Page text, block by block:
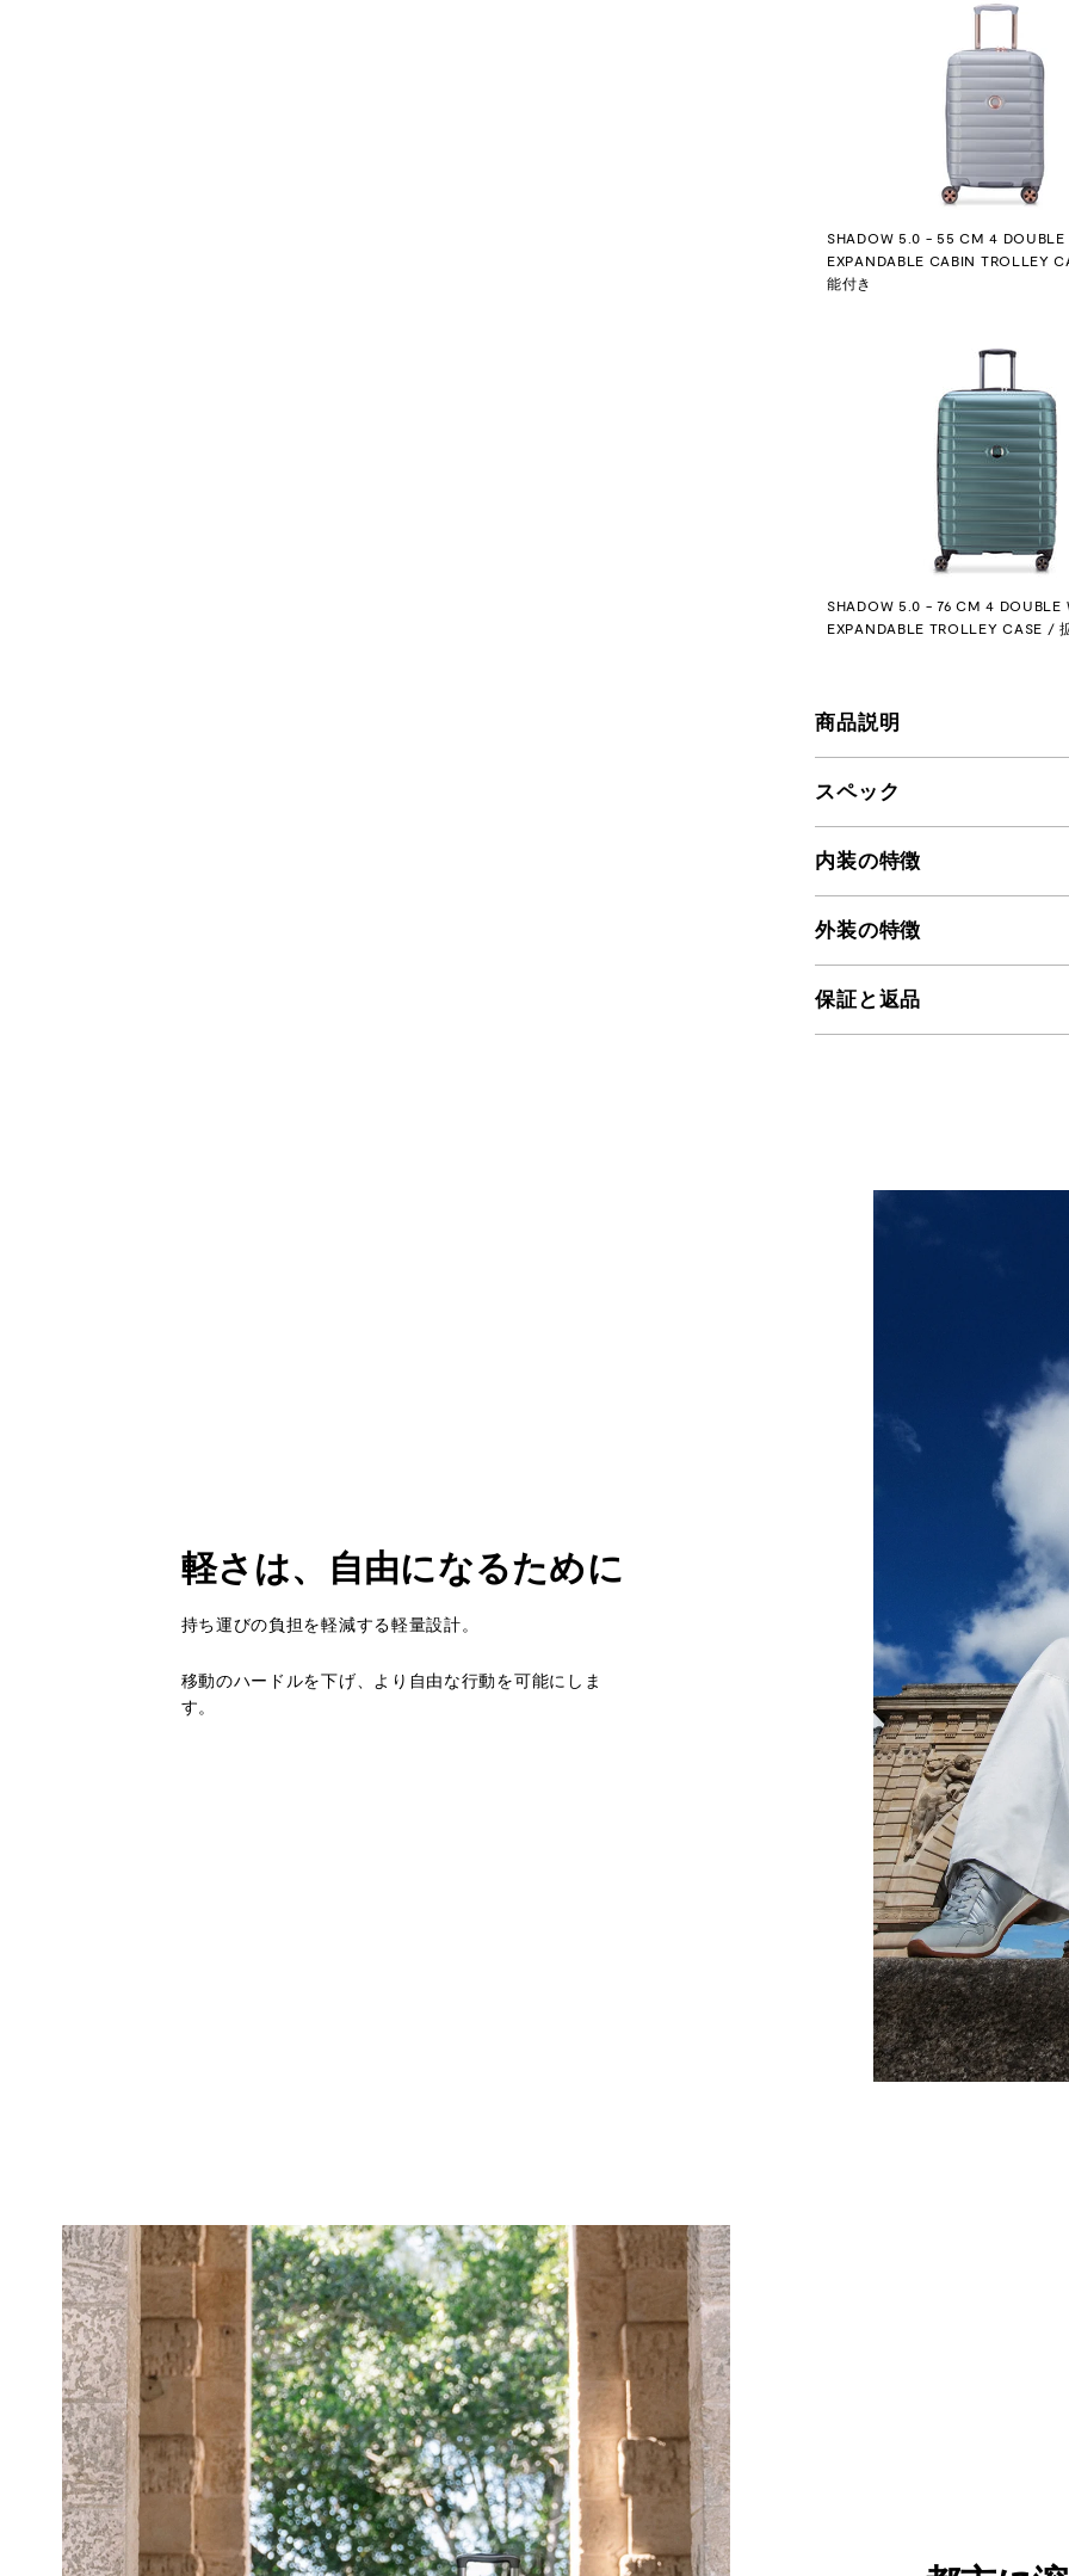
SHADOW 5.0 - 55 CM 4 DOUBLE
EXPANDABLE CABIN TROLLEY
能付き
SHADOW 5.0 - 76 CM 4 DOUBLE
EXPANDABLE TROLLEY CASE /
商品説明
スペック
内装の特徴
外装の特徴
保証と返品
軽さは、自由になるために
持ち運びの負担を軽減する軽量設計。
移動のハードルを下げ、より自由な行動を可能にしま
す。